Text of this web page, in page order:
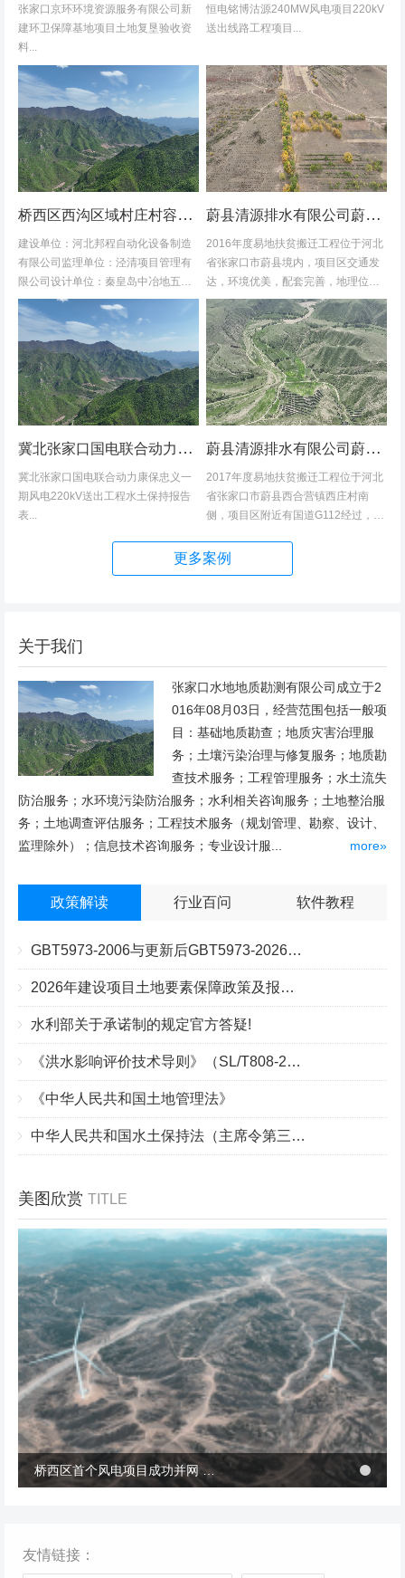
张家口京环环境资源服务有限公司新
建环卫保障基地项目土地复垦验收资
料...
恒电铭博沽源240MW风电项目220kV
送出线路工程项目...
桥西区西沟区域村庄村容村貌改造提升及基础设施建设项目堆料场土地复垦验收资料
建设单位：河北邦程自动化设备制造
有限公司监理单位：泾清项目管理有
限公司设计单位：秦皇岛中冶地五一
五勘测有限公司施工单位：河北康安
劳务派遣有限公司桥西区西沟区域村
庄村容村貌改造提升及基础设施建设
项目堆料...
蔚县清源排水有限公司蔚县2016年度易地扶贫搬迁工程水土保持方案
2016年度易地扶贫搬迁工程位于河北
省张家口市蔚县境内，项目区交通发
达，环境优美，配套完善，地理位置
优越。项目地理位置图见附图1-1。项
目共建12个易地搬迁安置区，分别位
于白草村乡西户庄村、柏树乡柏树...
冀北张家口国电联合动力康保忠义一期风电220kV送出工程水土保持报告表
冀北张家口国电联合动力康保忠义一
期风电220kV送出工程水土保持报告
表...
蔚县清源排水有限公司蔚县2017年度易地扶贫搬迁工程（一期）水土保持方案
2017年度易地扶贫搬迁工程位于河北
省张家口市蔚县西合营镇西庄村南
侧，项目区附近有国道G112经过，交
位置优越。项目地理位置图见附图1。
项目总占地面积14.82hm2,...
更多案例
关于我们
张家口水地地质勘测有限公司成立于2
016年08月03日，经营范围包括一般项
目：基础地质勘查；地质灾害治理服
务；土壤污染治理与修复服务；地质勘
查技术服务；工程管理服务；水土流失
防治服务；水环境污染防治服务；水利相关咨询服务；土地整治服
务；土地调查评估服务；工程技术服务（规划管理、勘察、设计、
监理除外）；信息技术咨询服务；专业设计服...
more»
政策解读 行业百问 软件教程
GBT5973-2006与更新后GBT5973-2026区别你知道几点？
2026年建设项目土地要素保障政策及报批流程
水利部关于承诺制的规定官方答疑!
《洪水影响评价技术导则》（SL/T808-2025）核心解读
《中华人民共和国土地管理法》
中华人民共和国水土保持法（主席令第三十九号）
美图欣赏 TITLE
桥西区首个风电项目成功并网 助力绿电转型与乡村共富
冬季张北风景 桥西区首个风电项目成功并网 助力绿电转型与乡村共富
友情链接：